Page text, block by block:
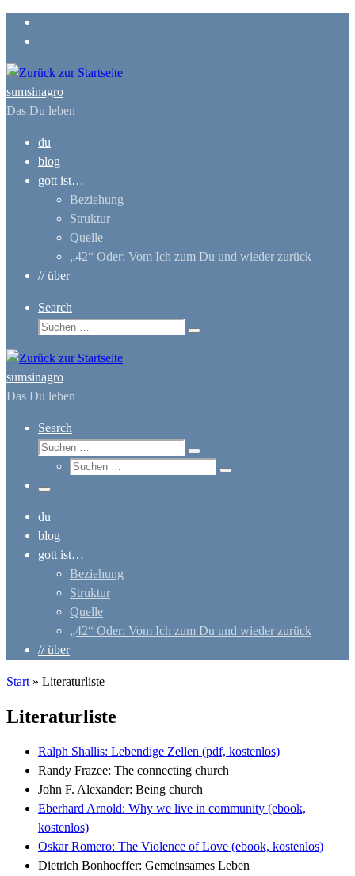
Zum
Inhalt
sumsinagro
Das Du leben
du
blog
gott ist…
Beziehung
Struktur
Quelle
„42“ Oder: Vom Ich zum Du und wieder zurück
// über
Search
Suche
Suchen …
sumsinagro
Das Du leben
Search
Suche
Suchen …
Suche
Suchen …
Menü
du
blog
gott ist…
Beziehung
Struktur
Quelle
„42“ Oder: Vom Ich zum Du und wieder zurück
// über
Start » Literaturliste
Literaturliste
Ralph Shallis: Lebendige Zellen (pdf, kostenlos)
Randy Frazee: The connecting church
John F. Alexander: Being church
Eberhard Arnold: Why we live in community (ebook,
kostenlos)
Oskar Romero: The Violence of Love (ebook, kostenlos)
Dietrich Bonhoeffer: Gemeinsames Leben